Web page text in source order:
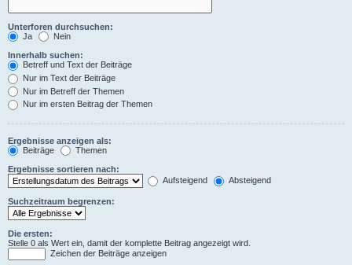
Unterforen durchsuchen:
Ja
Nein
Innerhalb suchen:
Betreff und Text der Beiträge
Nur im Text der Beiträge
Nur im Betreff der Themen
Nur im ersten Beitrag der Themen
Ergebnisse anzeigen als:
Beiträge
Themen
Ergebnisse sortieren nach:
Aufsteigend
Absteigend
Suchzeitraum begrenzen:
Die ersten:
Stelle 0 als Wert ein, damit der komplette Beitrag angezeigt wird.
Zeichen der Beiträge anzeigen